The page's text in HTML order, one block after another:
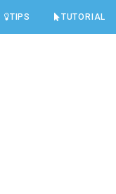
TIPS TUTORIAL